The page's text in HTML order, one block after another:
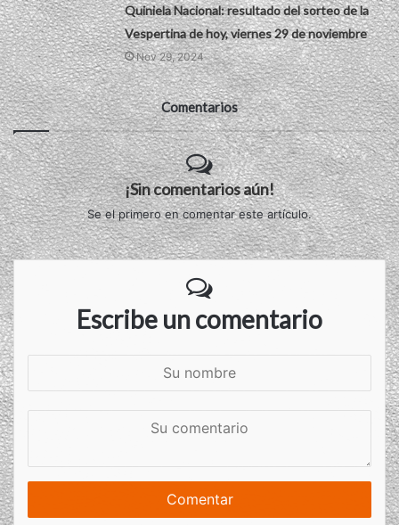
Quiniela Nacional: resultado del sorteo de la
Vespertina de hoy, viernes 29 de noviembre
Nov 29, 2024
Comentarios
¡Sin comentarios aún!
Se el primero en comentar este artículo.
Escribe un comentario